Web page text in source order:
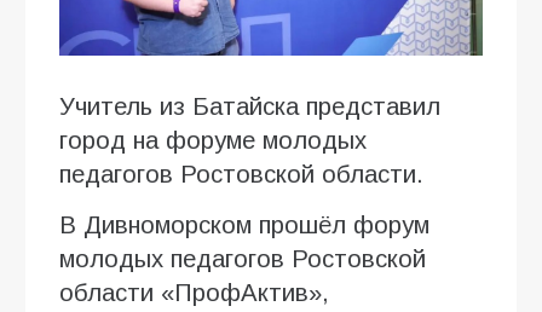
Учитель из Батайска представил
город на форуме молодых
педагогов Ростовской области.
В Дивноморском прошёл форум
молодых педагогов Ростовской
области «ПрофАктив»,